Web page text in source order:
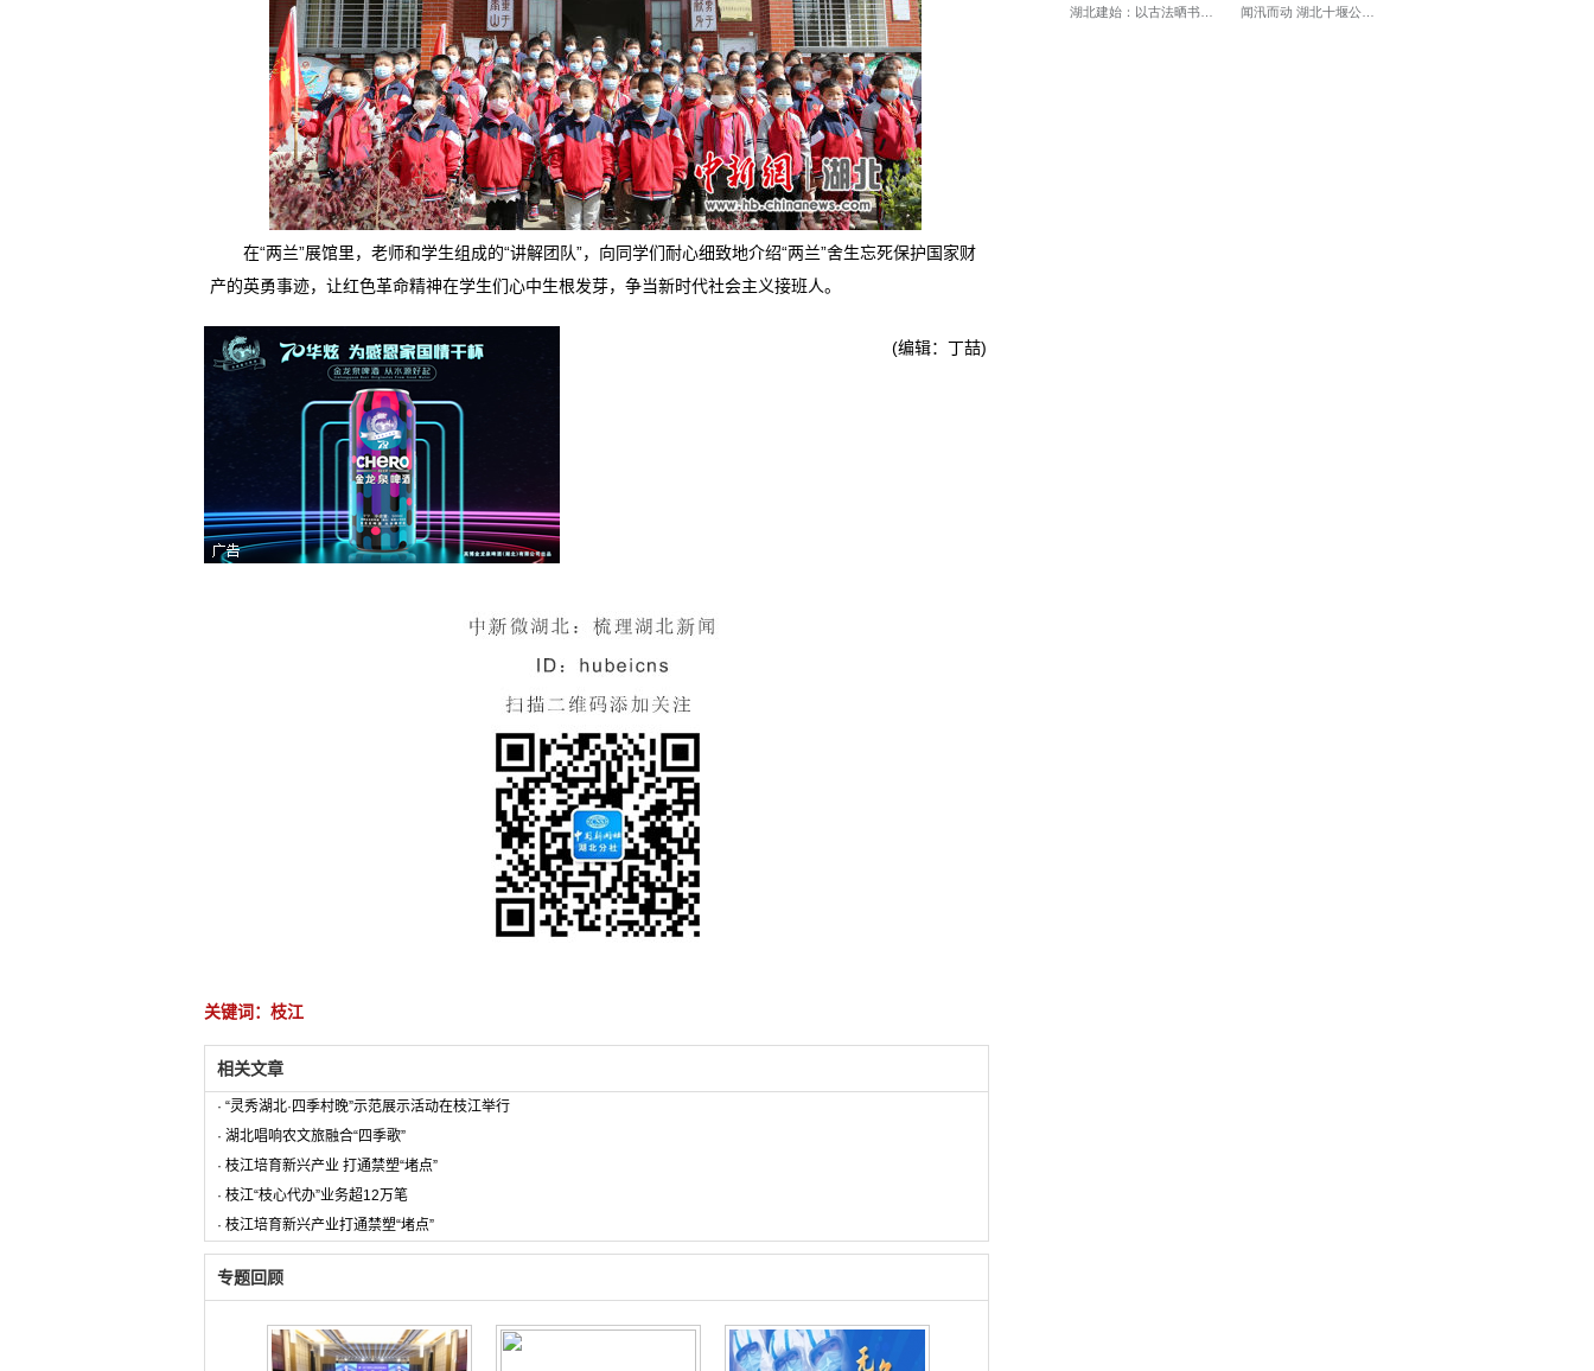
在“两兰”展馆里，老师和学生组成的“讲解团队”，向同学们耐心细致地介绍“两兰”舍生忘死保护国家财
产的英勇事迹，让红色革命精神在学生们心中生根发芽，争当新时代社会主义接班人。
(编辑：丁喆)
关键词：枝江
相关文章
· “灵秀湖北·四季村晚”示范展示活动在枝江举行
· 湖北唱响农文旅融合“四季歌”
· 枝江培育新兴产业 打通禁塑“堵点”
· 枝江“枝心代办”业务超12万笔
· 枝江培育新兴产业打通禁塑“堵点”
专题回顾